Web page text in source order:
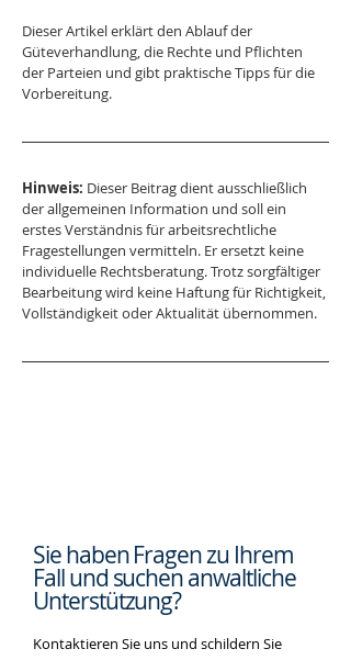
Dieser Artikel erklärt den Ablauf der
Güteverhandlung, die Rechte und Pflichten
der Parteien und gibt praktische Tipps für die
Vorbereitung.
Hinweis: Dieser Beitrag dient ausschließlich
der allgemeinen Information und soll ein
erstes Verständnis für arbeitsrechtliche
Fragestellungen vermitteln. Er ersetzt keine
individuelle Rechtsberatung. Trotz sorgfältiger
Bearbeitung wird keine Haftung für Richtigkeit,
Vollständigkeit oder Aktualität übernommen.
Sie haben Fragen zu Ihrem
Fall und suchenanwaltliche
Unterstützung?
Kontaktieren Sie uns und schildern Sie